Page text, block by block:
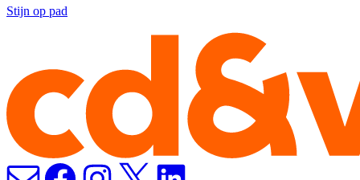
Stijn op pad